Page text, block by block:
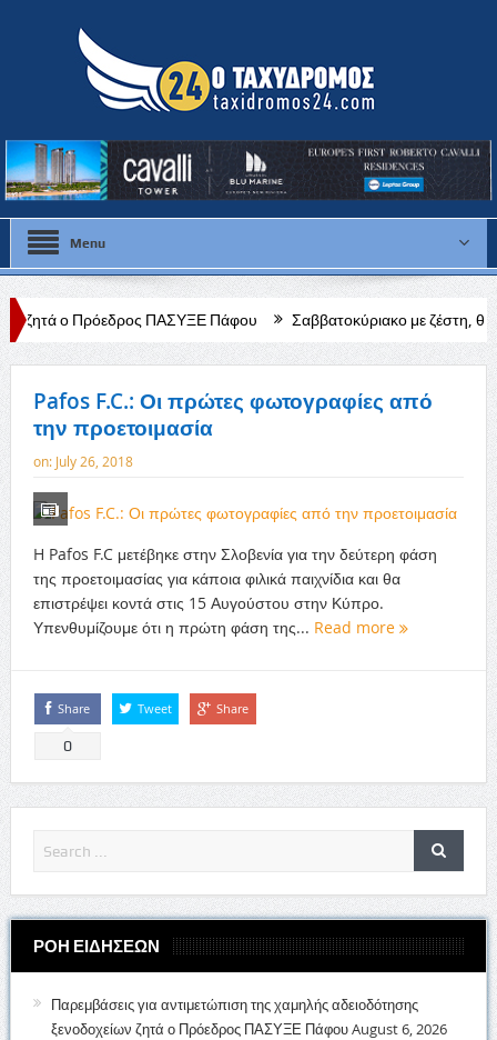
Menu
ΠΑΣΥΞΕ Πάφου Σαββατοκύριακο με ζέστη, θα χτυπήσει
Pafos F.C.: Οι πρώτες φωτογραφίες από
την προετοιμασία
on: July 26, 2018
H Pafos F.C μετέβηκε στην Σλοβενία για την δεύτερη φάση
της προετοιμασίας για κάποια φιλικά παιχνίδια και θα
επιστρέψει κοντά στις 15 Αυγούστου στην Κύπρο.
Υπενθυμίζουμε ότι η πρώτη φάση της... Read more
Share
0
Tweet Share
ΡΟΗ ΕΙΔΗΣΕΩΝ
Παρεμβάσεις για αντιμετώπιση της χαμηλής αδειοδότησης
ξενοδοχείων ζητά ο Πρόεδρος ΠΑΣΥΞΕ ΠάφουAugust 6, 2026